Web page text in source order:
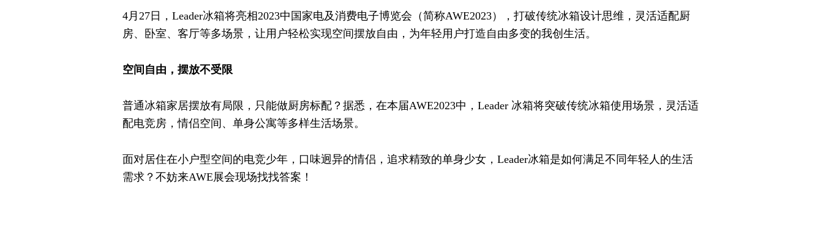
4月27日，Leader冰箱将亮相2023中国家电及消费电子博览会（简称AWE2023），打破传统冰箱设计思维，灵活适配厨
房、卧室、客厅等多场景，让用户轻松实现空间摆放自由，为年轻用户打造自由多变的我创生活。
空间自由，摆放不受限
普通冰箱家居摆放有局限，只能做厨房标配？据悉，在本届AWE2023中，Leader 冰箱将突破传统冰箱使用场景，灵活适
配电竞房，情侣空间、单身公寓等多样生活场景。
面对居住在小户型空间的电竞少年，口味迥异的情侣，追求精致的单身少女，Leader冰箱是如何满足不同年轻人的生活
需求？不妨来AWE展会现场找找答案！